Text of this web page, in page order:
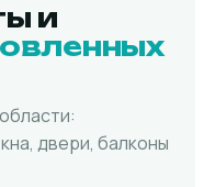
и
двери, балконы